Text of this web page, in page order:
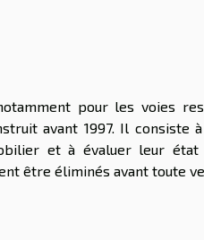
pour les voies
avant 1997. Il consiste
et à évaluer leur état
être éliminés avant toute